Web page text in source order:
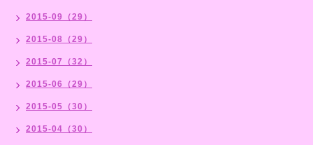
2015-09（29）
2015-08（29）
2015-07（32）
2015-06（29）
2015-05（30）
2015-04（30）